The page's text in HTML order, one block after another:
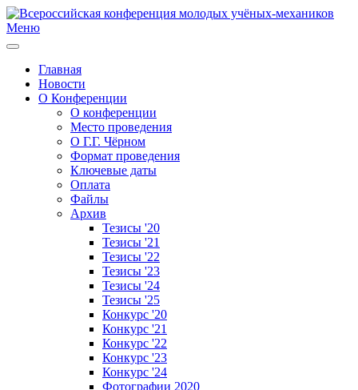
Меню
Главная
Новости
О Конференции
О конференции
Место проведения
О Г.Г. Чёрном
Формат проведения
Ключевые даты
Оплата
Файлы
Архив
Тезисы '20
Тезисы '21
Тезисы '22
Тезисы '23
Тезисы '24
Тезисы '25
Конкурс '20
Конкурс '21
Конкурс '22
Конкурс '23
Конкурс '24
Фотографии 2020